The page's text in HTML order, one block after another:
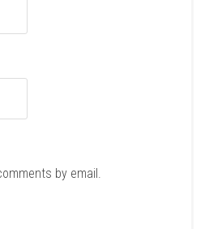
by email.